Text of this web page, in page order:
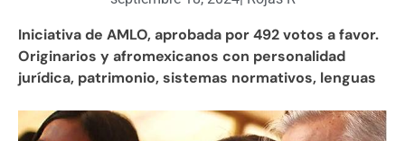
Iniciativa de AMLO, aprobada por 492 votos a favor.
Originarios y afromexicanos con personalidad
jurídica, patrimonio, sistemas normativos, lenguas